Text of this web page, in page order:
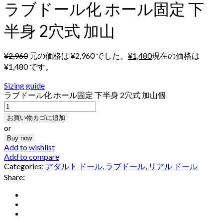
ラブドール化 ホール固定 下
半身 2穴式 加山
¥2,960 元の価格は ¥2,960 でした。 ¥1,480現在の価格は
¥1,480 です。
Sizing guide
ラブドール化 ホール固定 下半身 2穴式 加山個
お買い物カゴに追加
or
Buy now
Add to wishlist
Add to compare
Categories: アダルト ドール, ラブドール, リアル ドール
Share: